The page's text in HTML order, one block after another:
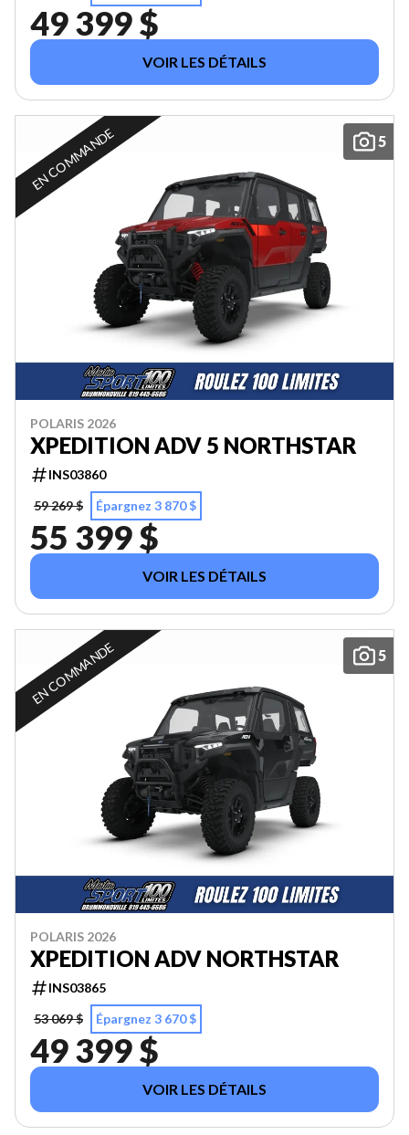
49 399 $
VOIR LES DÉTAILS
5
EN COMMANDE
POLARIS 2026
XPEDITION ADV 5 NORTHSTAR
INS03860
59 269 $
Épargnez 3 870 $
55 399 $
VOIR LES DÉTAILS
5
EN COMMANDE
POLARIS 2026
XPEDITION ADV NORTHSTAR
INS03865
53 069 $
Épargnez 3 670 $
49 399 $
VOIR LES DÉTAILS